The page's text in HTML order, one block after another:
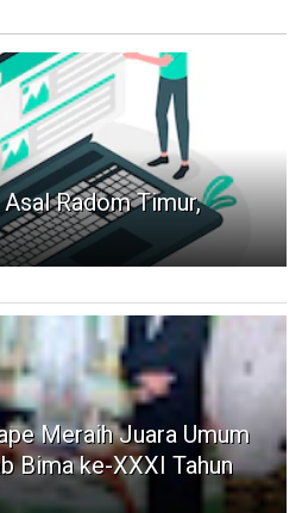
Radom Timur,
Meraih Juara Umum
Bima ke-XXXI Tahun